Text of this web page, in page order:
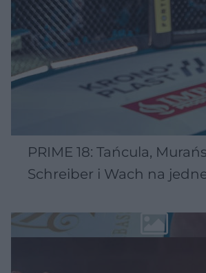
PRIME 18: Tańcula,
Schreiber i Wach na